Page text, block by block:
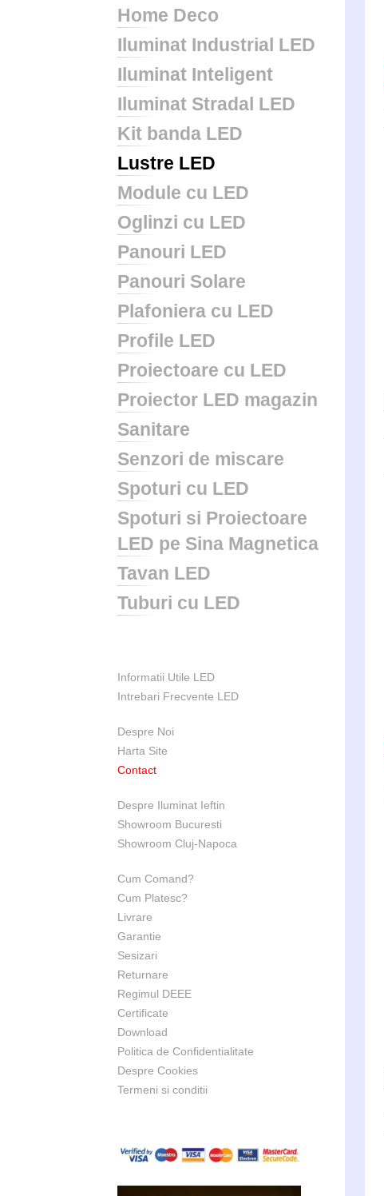
Home Deco
Iluminat Industrial LED
Iluminat Inteligent
Iluminat Stradal LED
Kit banda LED
Lustre LED
Module cu LED
Oglinzi cu LED
Panouri LED
Panouri Solare
Plafoniera cu LED
Profile LED
Proiectoare cu LED
Proiector LED magazin
Sanitare
Senzori de miscare
Spoturi cu LED
Spoturi si Proiectoare
LED pe Sina Magnetica
Tavan LED
Tuburi cu LED
Informatii Utile LED
Intrebari Frecvente LED
Despre Noi
Harta Site
Contact
Despre Iluminat Ieftin
Showroom Bucuresti
Showroom Cluj-Napoca
Cum Comand?
Cum Platesc?
Livrare
Garantie
Sesizari
Returnare
Regimul DEEE
Certificate
Download
Politica de Confidentialitate
Despre Cookies
Termeni si conditii